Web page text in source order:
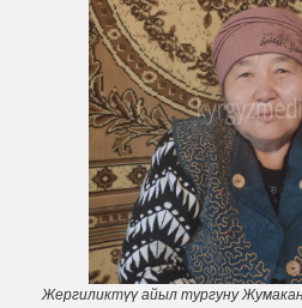
Жергиликтүү айыл тургуну